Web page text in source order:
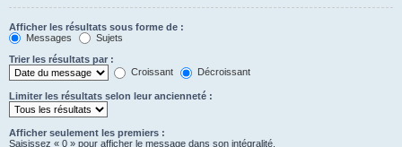
Afficher les résultats sous forme de :
Messages
Sujets
Trier les résultats par :
Croissant
Décroissant
Limiter les résultats selon leur ancienneté :
Afficher seulement les premiers :
Saisissez « 0 » pour afficher le message dans son intégralité.